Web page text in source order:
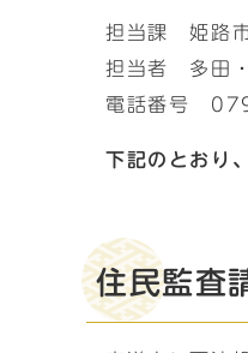
担当課 姫路
担当者 多田
電話番号
下記のとおり
住民監査